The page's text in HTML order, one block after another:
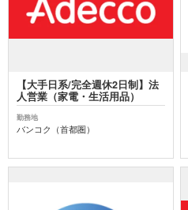
【大手日系/完全週休2日制】法
人営業（家電・生活用品）
勤務地
バンコク（首都圏）